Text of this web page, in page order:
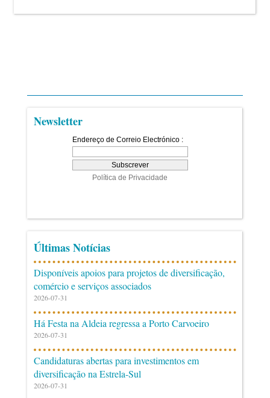
Newsletter
Últimas Notícias
Disponíveis apoios para projetos de diversificação,
comércio e serviços associados
2026-07-31
Há Festa na Aldeia regressa a Porto Carvoeiro
2026-07-31
Candidaturas abertas para investimentos em
diversificação na Estrela-Sul
2026-07-31